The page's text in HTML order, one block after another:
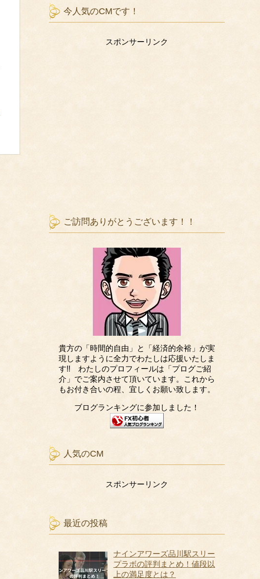
今人気のCMです！
スポンサーリンク
ご訪問ありがとうございます！！
貴方の「時間的自由」と「経済的余裕」が実
現しますように全力でわたしは応援いたしま
す!! わたしのプロフィールは「プログご紹
介」でご案内させて頂いています。これから
もお付き合いの程、宜しくお願い致します。
ブログランキングに参加しました！
人気のCM
スポンサーリンク
最近の投稿
ナインアワーズ品川駅スリー
プラボの評判まとめ！値段以
上の満足度とは？